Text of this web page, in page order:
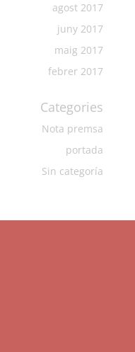
agost 2017
juny 2017
maig 2017
febrer 2017
Categories
Nota premsa
portada
Sin categoría